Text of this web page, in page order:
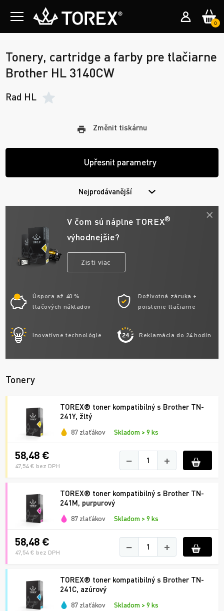
0
Tonery, cartridge a farby pre tlačiarne
Brother HL 3140CW
Rad HL
Změnit tiskárnu
Upřesnit parametry
Nejprodávanější
V čom sú náplne TOREX®
výhodnejšie?
Zisti viac
Úspora až 40 %
tlačových nákladov
Doživotná záruka +
poistenie tlačiarne
Inovatívne technológie Reklamácia do 24 hodín
Tonery
TOREX® toner kompatibilný s Brother TN-
241Y, žltý
87 zlaťákov Skladom > 9 ks
58,48 €
47,54 € bez DPH − +
TOREX® toner kompatibilný s Brother TN-
241M, purpurový
87 zlaťákov Skladom > 9 ks
58,48 €
47,54 € bez DPH − +
TOREX® toner kompatibilný s Brother TN-
241C, azúrový
87 zlaťákov Skladom > 9 ks